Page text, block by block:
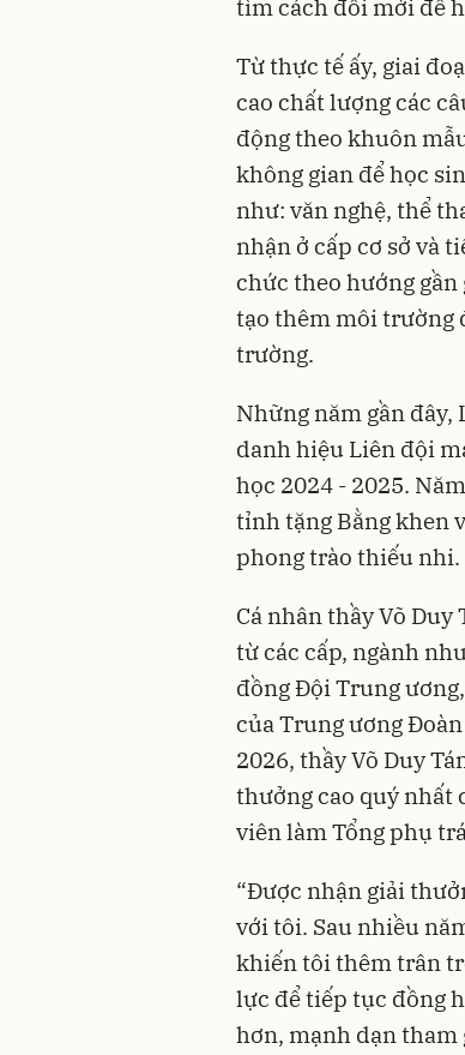
tìm cách đổi mới để
Từ thực tế ấy, giai
cao chất lượng các
động theo khuôn
không gian để học
như: văn nghệ, thể
nhận ở cấp cơ sở và
chức theo hướng
tạo thêm môi trường
trường.
Những năm gần đây,
danh hiệu Liên đội
học 2024 - 2025.
tỉnh tặng Bằng khen
phong trào thiếu nhi.
Cá nhân thầy Võ
từ các cấp, ngành
đồng Đội Trung
của Trung ương
2026, thầy Võ Duy
thưởng cao quý nhất
viên làm Tổng phụ
“Được nhận giải
với tôi. Sau nhiều
khiến tôi thêm trân
lực để tiếp tục đồng
hơn, mạnh dạn tham